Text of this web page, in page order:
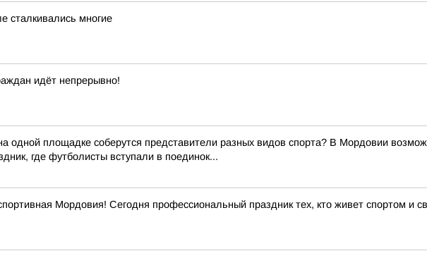
сталкивались многие
идёт непрерывно!
одной площадке соберутся представители разных видов спорта? В Мордовии
где футболисты вступали в поединок...
Мордовия! Сегодня профессиональный праздник тех, кто живет спортом и